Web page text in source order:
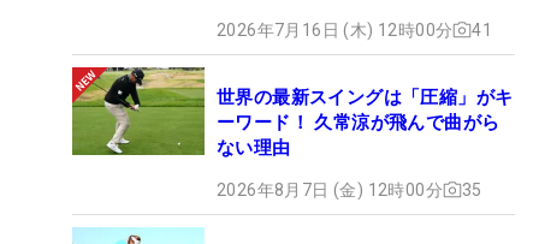
2026年7月16日 (木) 12時00分 41
世界の最新スイングは「圧縮」がキ
ーワード！ 久常涼が飛んで曲がら
ない理由
2026年8月7日 (金) 12時00分 35